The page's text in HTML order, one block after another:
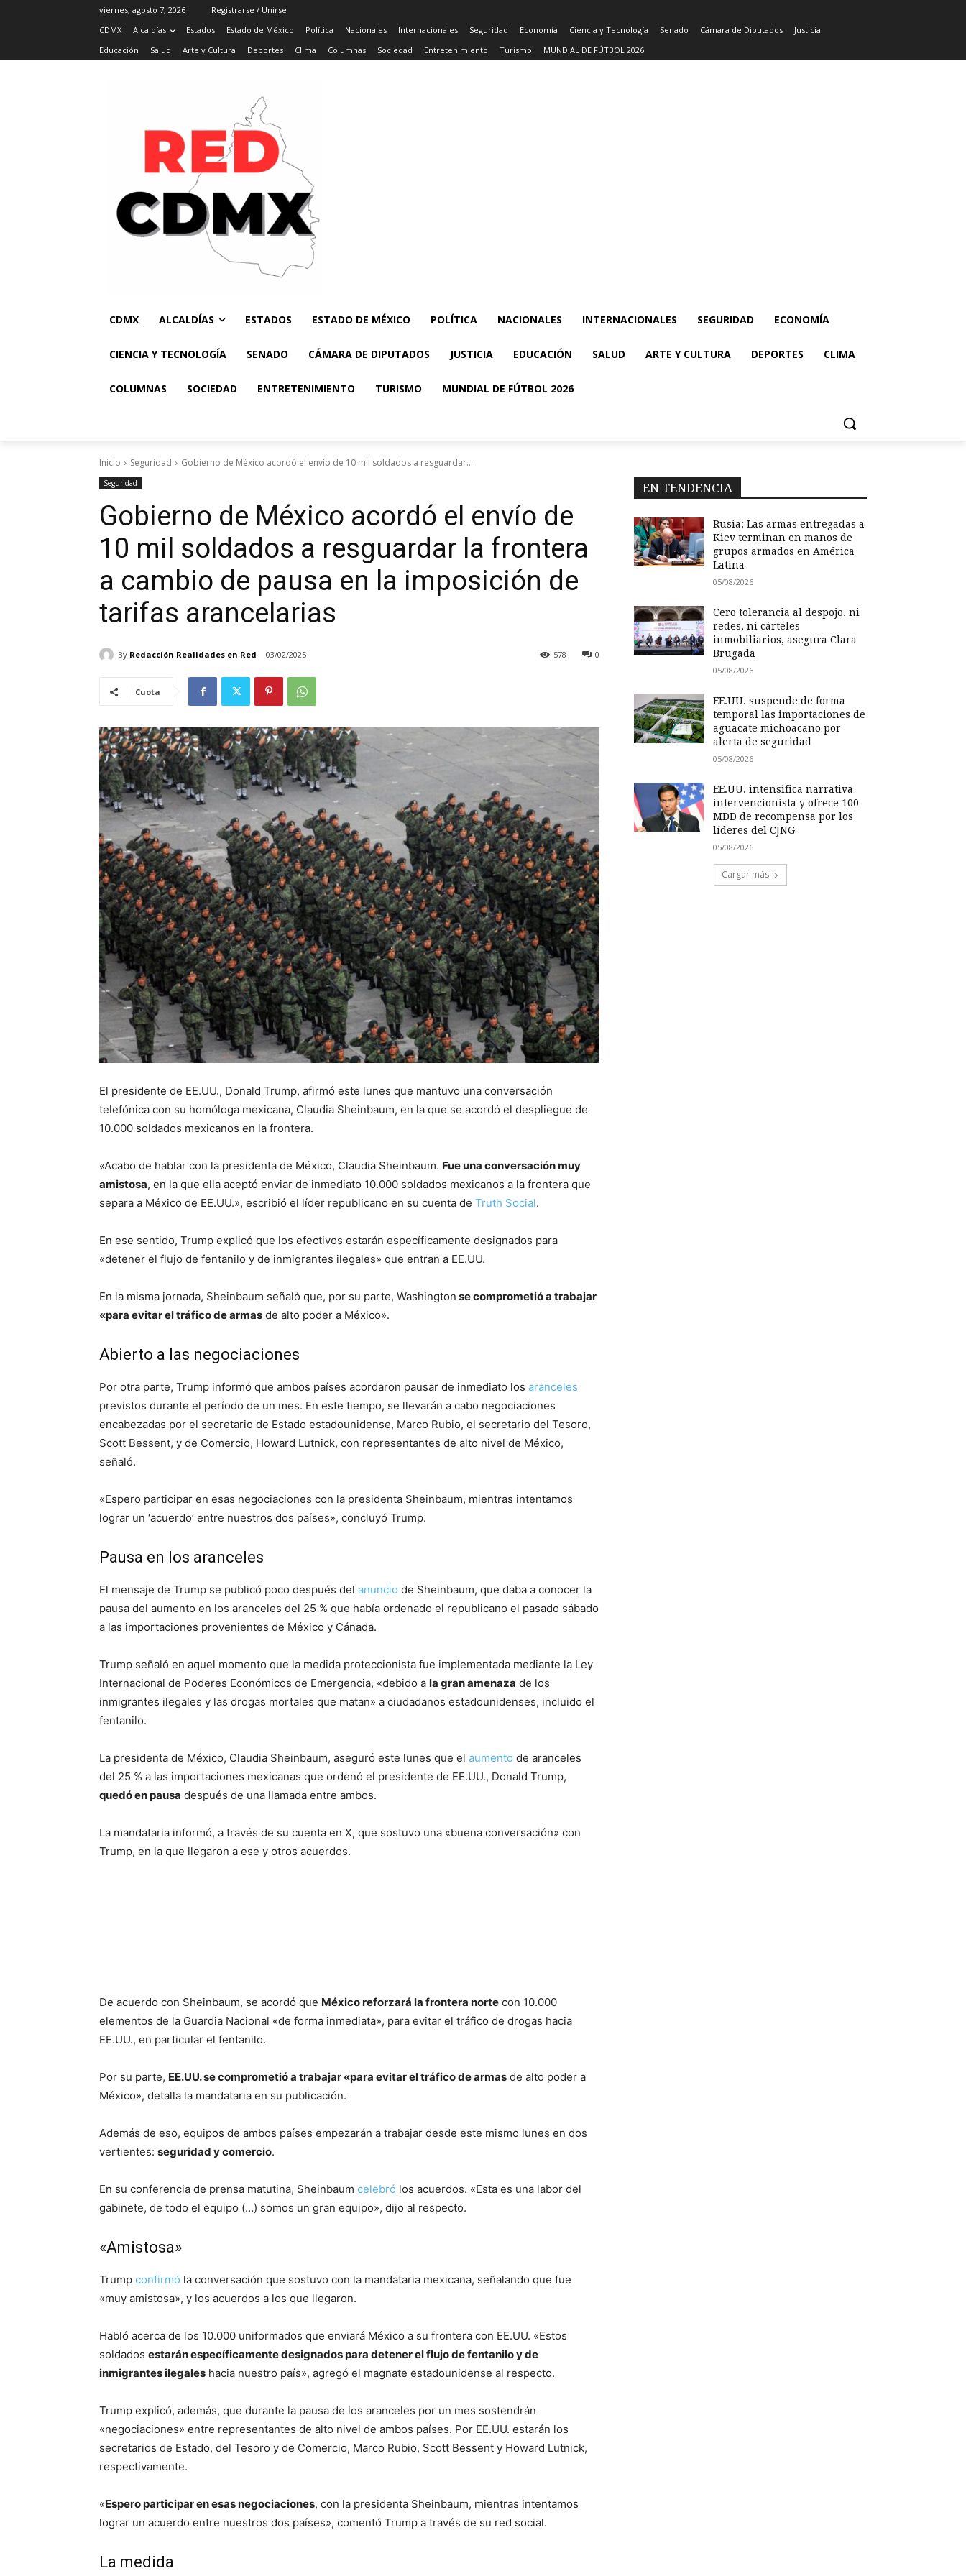
viernes, agosto 7, 2026
Registrarse / Unirse
CDMX
Alcaldías Estados Estado de México Política Nacionales Internacionales Seguridad Economía Ciencia y Tecnología Senado Cámara de Diputados
Justicia
Educación
Salud Arte y Cultura Deportes Clima Columnas Sociedad Entretenimiento Turismo MUNDIAL DE FÚTBOL 2026
CDMX ALCALDÍAS ESTADOS ESTADO DE MÉXICO POLÍTICA NACIONALES INTERNACIONALES SEGURIDAD ECONOMÍA
CIENCIA Y TECNOLOGÍA SENADO CÁMARA DE DIPUTADOS JUSTICIA EDUCACIÓN SALUD ARTE Y CULTURA DEPORTES CLIMA
COLUMNAS SOCIEDAD ENTRETENIMIENTO TURISMO MUNDIAL DE FÚTBOL 2026
Inicio Seguridad Gobierno de México acordó el envío de 10 mil soldados a resguardar...
Seguridad
Gobierno de México acordó el envío de
10 mil soldados a resguardar la frontera
a cambio de pausa en la imposición de
tarifas arancelarias
By Redacción Realidades en Red 03/02/2025 0
578
Cuota
El presidente de EE.UU., Donald Trump, afirmó este lunes que mantuvo una conversación
telefónica con su homóloga mexicana, Claudia Sheinbaum, en la que se acordó el despliegue de
10.000 soldados mexicanos en la frontera.
«Acabo de hablar con la presidenta de México, Claudia Sheinbaum. Fue una conversación muy
amistosa, en la que ella aceptó enviar de inmediato 10.000 soldados mexicanos a la frontera que
separa a México de EE.UU.», escribió el líder republicano en su cuenta de Truth Social.
En ese sentido, Trump explicó que los efectivos estarán específicamente designados para
«detener el flujo de fentanilo y de inmigrantes ilegales» que entran a EE.UU.
En la misma jornada, Sheinbaum señaló que, por su parte, Washington se comprometió a trabajar
«para evitar el tráfico de armas de alto poder a México».
Abierto a las negociaciones
Por otra parte, Trump informó que ambos países acordaron pausar de inmediato los aranceles
previstos durante el período de un mes. En este tiempo, se llevarán a cabo negociaciones
encabezadas por el secretario de Estado estadounidense, Marco Rubio, el secretario del Tesoro,
Scott Bessent, y de Comercio, Howard Lutnick, con representantes de alto nivel de México,
señaló.
«Espero participar en esas negociaciones con la presidenta Sheinbaum, mientras intentamos
lograr un ‘acuerdo’ entre nuestros dos países», concluyó Trump.
Pausa en los aranceles
El mensaje de Trump se publicó poco después del anuncio de Sheinbaum, que daba a conocer la
pausa del aumento en los aranceles del 25 % que había ordenado el republicano el pasado sábado
a las importaciones provenientes de México y Cánada.
Trump señaló en aquel momento que la medida proteccionista fue implementada mediante la Ley
Internacional de Poderes Económicos de Emergencia, «debido a la gran amenaza de los
inmigrantes ilegales y las drogas mortales que matan» a ciudadanos estadounidenses, incluido el
fentanilo.
La presidenta de México, Claudia Sheinbaum, aseguró este lunes que el aumento de aranceles
del 25 % a las importaciones mexicanas que ordenó el presidente de EE.UU., Donald Trump,
quedó en pausa después de una llamada entre ambos.
La mandataria informó, a través de su cuenta en X, que sostuvo una «buena conversación» con
Trump, en la que llegaron a ese y otros acuerdos.
De acuerdo con Sheinbaum, se acordó que México reforzará la frontera norte con 10.000
elementos de la Guardia Nacional «de forma inmediata», para evitar el tráfico de drogas hacia
EE.UU., en particular el fentanilo.
Por su parte, EE.UU. se comprometió a trabajar «para evitar el tráfico de armas de alto poder a
México», detalla la mandataria en su publicación.
Además de eso, equipos de ambos países empezarán a trabajar desde este mismo lunes en dos
vertientes: seguridad y comercio.
En su conferencia de prensa matutina, Sheinbaum celebró los acuerdos. «Esta es una labor del
gabinete, de todo el equipo (…) somos un gran equipo», dijo al respecto.
«Amistosa»
Trump confirmó la conversación que sostuvo con la mandataria mexicana, señalando que fue
«muy amistosa», y los acuerdos a los que llegaron.
Habló acerca de los 10.000 uniformados que enviará México a su frontera con EE.UU. «Estos
soldados estarán específicamente designados para detener el flujo de fentanilo y de
inmigrantes ilegales hacia nuestro país», agregó el magnate estadounidense al respecto.
Trump explicó, además, que durante la pausa de los aranceles por un mes sostendrán
«negociaciones» entre representantes de alto nivel de ambos países. Por EE.UU. estarán los
secretarios de Estado, del Tesoro y de Comercio, Marco Rubio, Scott Bessent y Howard Lutnick,
respectivamente.
«Espero participar en esas negociaciones, con la presidenta Sheinbaum, mientras intentamos
lograr un acuerdo entre nuestros dos países», comentó Trump a través de su red social.
La medida
EN TENDENCIA
Rusia: Las armas entregadas a
Kiev terminan en manos de
grupos armados en América
Latina
05/08/2026
Cero tolerancia al despojo, ni
redes, ni cárteles
inmobiliarios, asegura Clara
Brugada
05/08/2026
EE.UU. suspende de forma
temporal las importaciones de
aguacate michoacano por
alerta de seguridad
05/08/2026
EE.UU. intensifica narrativa
intervencionista y ofrece 100
MDD de recompensa por los
líderes del CJNG
05/08/2026
Cargar más